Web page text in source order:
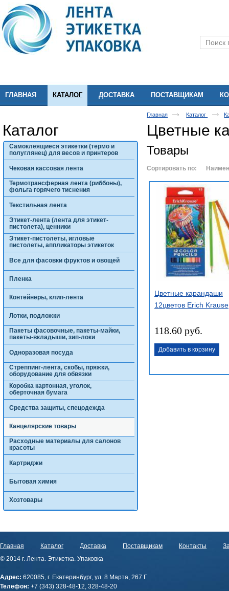
ГЛАВНАЯ КАТАЛОГ ДОСТАВКА ПОСТАВЩИКАМ
Каталог
Самоклеящиеся этикетки (термо и
полуглянец) для весов и принтеров
Чековая кассовая лента
Термотрансферная лента (риббоны),
фольга горячего тиснения
Текстильная лента
Этикет-лента (лента для этикет-
пистолета), ценники
Этикет-пистолеты, игловые
пистолеты, аппликаторы этикеток
Все для фасовки фруктов и овощей
Пленка
Контейнеры, клип-лента
Лотки, подложки
Пакеты фасовочные, пакеты-майки,
пакеты-вкладыши, зип-локи
Одноразовая посуда
Стреппинг-лента, скобы, пряжки,
оборудование для обвязки
Коробка картонная, уголок,
оберточная бумага
Средства защиты, спецодежда
Канцелярские товары
Расходные материалы для салонов
красоты
Картриджи
Бытовая химия
Хозтовары
Главная Каталог
Цветные
Товары
Сортировать по:
Цветные карандаши
12цветов Erich Krause
118.60 руб.
Добавить в корзину
Главная Каталог Доставка Поставщикам Контакты
© 2014 г. Лента. Этикетка. Упаковка
Адрес: 620085, г. Екатеринбург, ул. 8 Марта, 267 Г
Телефон: +7 (343) 328-48-12, 328-48-20